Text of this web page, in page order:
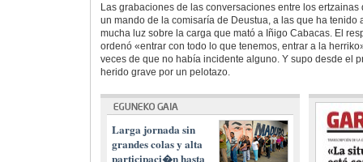
Las grabaciones de las conversaciones entre los
un mando de la comisaría de Deustua, a las que ha tenido
mucha luz sobre la carga que mató a Iñigo Cabacas. El
ordenó «entrar con todo lo que tenemos, entrar a la
veces de que no había incidente alguno. Y supo desde el
herido grave por un pelotazo.
Larga jornada sin
grandes colas y alta